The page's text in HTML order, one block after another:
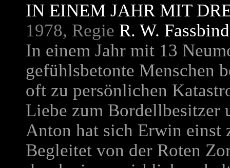
IN EINEM JAHR MIT
1978, Regie R. W.
In einem Jahr mit 13
gefühlsbetonte Menschen
oft zu persönlichen
Liebe zum Bordellbesitzer
Anton hat sich Erwin einst
Begleitet von der Roten